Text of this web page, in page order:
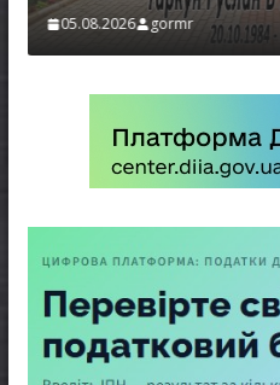
05.08.2026 gormr